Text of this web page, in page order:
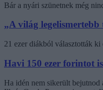
Bár a nyári szünetnek még
„A világ
21 ezer diákból választották
Havi 150 ezer forintot
Ha idén nem sikerült